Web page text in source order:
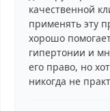
качественной
применять эту
хорошо
гипертонии и
его право, но
никогда не